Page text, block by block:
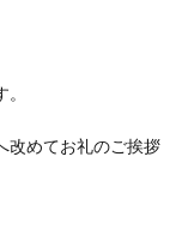
改めてお礼のご挨拶